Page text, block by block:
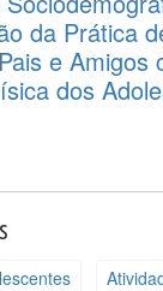
da Prática
e Amigos
dos